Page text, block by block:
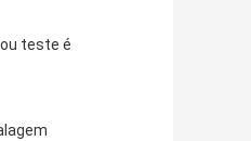
teste é